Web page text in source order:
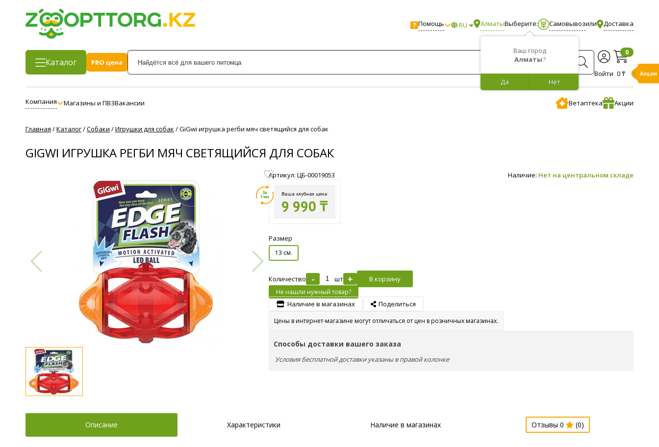
Помощь RU Алматы
Ваш город
Алматы?
Нет
Да
Выберите: Самовывозили Доставка
Каталог
PRO цена
Войти
0
0 ₸
Компания Магазины и ПВЗВакансии Ветаптека Акции
Главная /Каталог/Собаки /Игрушки для собак /GiGwi игрушка регби мяч светящийся для собак
GIGWI ИГРУШКА РЕГБИ МЯЧ СВЕТЯЩИЙСЯ ДЛЯ СОБАК
Артикул: ЦБ-00019053 Наличие: Нет на центральном складе
Ваша клубная цена:
9 990 ₸
Размер
13 см.
Количество - шт + В корзину
Не нашли нужный товар?
Наличие в магазинах Поделиться
Цены в интернет-магазине могут отличаться от цен в розничных магазинах.
Способы доставки вашего заказа
Условия бесплатной доставки указаны в правой колонке
Описание Характеристики Наличие в магазинах Отзывы 0 (0)
Акции